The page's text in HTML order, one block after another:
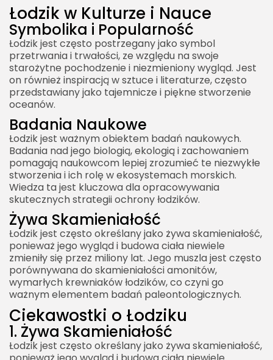
Łodzik w Kulturze i Nauce
Symbolika i Popularność
Łodzik jest często postrzegany jako symbol
przetrwania i trwałości, ze względu na swoje
starożytne pochodzenie i niezmieniony wygląd. Jest
on również inspiracją w sztuce i literaturze, często
przedstawiany jako tajemnicze i piękne stworzenie
oceanów.
Badania Naukowe
Łodzik jest ważnym obiektem badań naukowych.
Badania nad jego biologią, ekologią i zachowaniem
pomagają naukowcom lepiej zrozumieć te niezwykłe
stworzenia i ich rolę w ekosystemach morskich.
Wiedza ta jest kluczowa dla opracowywania
skutecznych strategii ochrony łodzików.
Żywa Skamieniałość
Łodzik jest często określany jako żywa skamieniałość,
ponieważ jego wygląd i budowa ciała niewiele
zmieniły się przez miliony lat. Jego muszla jest często
porównywana do skamieniałości amonitów,
wymarłych krewniaków łodzików, co czyni go
ważnym elementem badań paleontologicznych.
Ciekawostki o Łodziku
1. Żywa Skamieniałość
Łodzik jest często określany jako żywa skamieniałość,